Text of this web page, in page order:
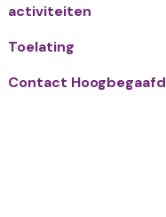
activiteiten
Toelating
Contact Hoogbegaafd